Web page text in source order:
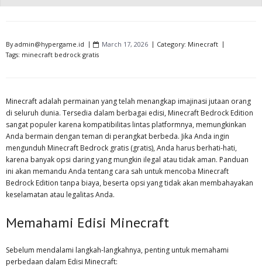
Byadmin@hypergame.id March 17, 2026 Category: Minecraft
Tags: minecraft bedrock gratis
Minecraft adalah permainan yang telah menangkap imajinasi jutaan orang
di seluruh dunia. Tersedia dalam berbagai edisi, Minecraft Bedrock Edition
sangat populer karena kompatibilitas lintas platformnya, memungkinkan
Anda bermain dengan teman di perangkat berbeda. Jika Anda ingin
mengunduh Minecraft Bedrock gratis (gratis), Anda harus berhati-hati,
karena banyak opsi daring yang mungkin ilegal atau tidak aman. Panduan
ini akan memandu Anda tentang cara sah untuk mencoba Minecraft
Bedrock Edition tanpa biaya, beserta opsi yang tidak akan membahayakan
keselamatan atau legalitas Anda.
Memahami Edisi Minecraft
Sebelum mendalami langkah-langkahnya, penting untuk memahami
perbedaan dalam Edisi Minecraft: